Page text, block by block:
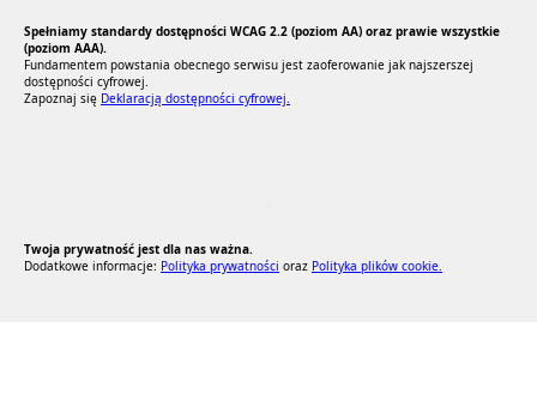
Spełniamy standardy dostępności WCAG 2.2 (poziom AA) oraz prawie wszystkie
(poziom AAA).
Fundamentem powstania obecnego serwisu jest zaoferowanie jak najszerszej
dostępności cyfrowej.
Zapoznaj się Deklaracją dostępności cyfrowej.
Twoja prywatność jest dla nas ważna.
Dodatkowe informacje: Polityka prywatności oraz Polityka plików cookie.